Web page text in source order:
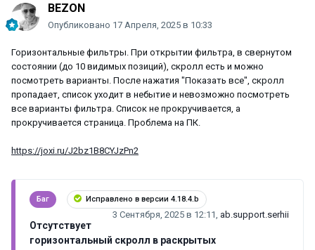
BEZON
Опубликовано 17 Апреля, 2025 в 10:33
Горизонтальные фильтры. При открытии фильтра, в свернутом
состоянии (до 10 видимых позиций), скролл есть и можно
посмотреть варианты. После нажатия "Показать все", скролл
пропадает, список уходит в небытие и невозможно посмотреть
все варианты фильтра. Список не прокручивается, а
прокручивается страница. Проблема на ПК.
https://joxi.ru/J2bz1B8CYJzPn2
Баг Исправлено в версии 4.18.4.b
3 Сентября, 2025 в 12:11, ab.support.serhii
Отсутствует
горизонтальный скролл в раскрытых